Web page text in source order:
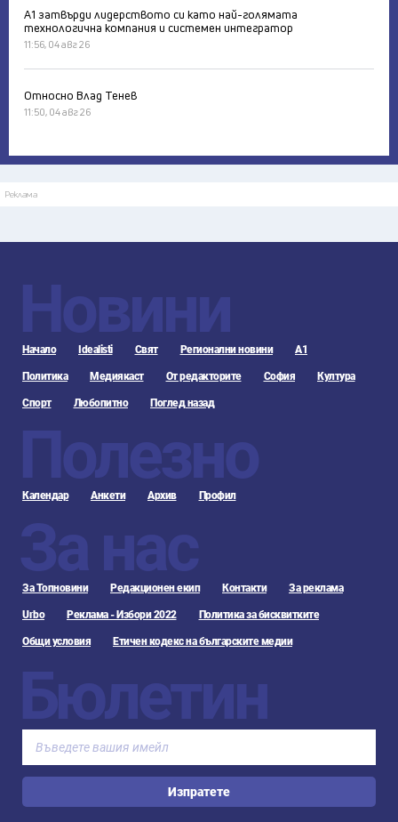
А1 затвърди лидерството си като най-голямата
технологична компания и системен интегратор
11:56, 04 авг 26
Относно Влад Тенев
11:50, 04 авг 26
Реклама
Новини
Начало Idealisti Свят Регионални новини А1
Политика Медиякаст От редакторите София Култура
Спорт Любопитно Поглед назад
Полезно
Календар Анкети Архив Профил
За нас
За Топновини Редакционен екип Контакти За реклама
Urbo Реклама - Избори 2022 Политика за бисквитките
Общи условия Етичен кодекс на българските медии
Бюлетин
Изпратете